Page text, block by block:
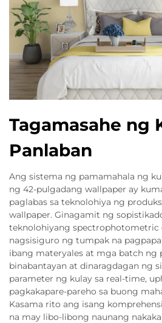
Tagamasahe ng
Panlaban
Ang sistema ng pamamahala ng
ng 42-pulgadang wallpaper ay
paglabas sa teknolohiya ng
wallpaper. Ginagamit ng
teknolohiyang spectrophotometric
nagsisiguro ng tumpak na
ibang materyales at mga batch ng
binabantayan at dinaragdagan ng
parameter ng kulay sa real-time,
pagkakapare-pareho sa buong
Kasama rito ang isang
na may libo-libong naunang